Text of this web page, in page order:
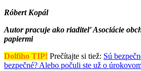
Róbert Kopál
Autor pracuje ako riaditeľ Asociácie
papiermi
Dolfiho TIP! Prečítajte si tiež: Sú
bezpečné? Alebo počuli ste už o